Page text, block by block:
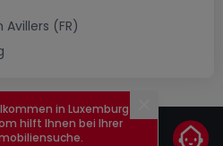
(FR)
Schließen
in Luxemburg!
hilft Ihnen bei Ihrer